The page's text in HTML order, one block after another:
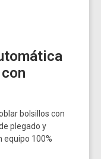
bolsillos con
plegado y
equipo 100%